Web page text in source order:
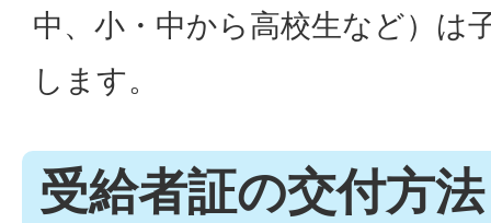
中、小・中から高校生など）は
します。
受給者証の交付方法